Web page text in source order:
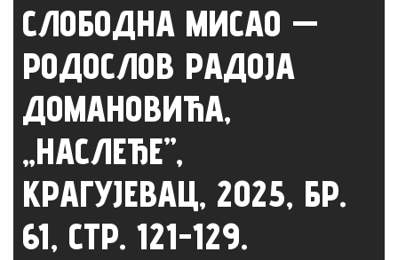
СЛОБОДНА МИСАО —
РОДОСЛОВ РАДОЈА
ДОМАНОВИЋА,
„НАСЛЕЂЕ”,
КРАГУЈЕВАЦ, 2025, БР.
61, СТР. 121-129.